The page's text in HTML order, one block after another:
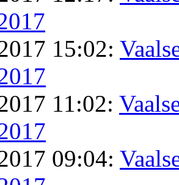
15:02:
11:02:
09:04: